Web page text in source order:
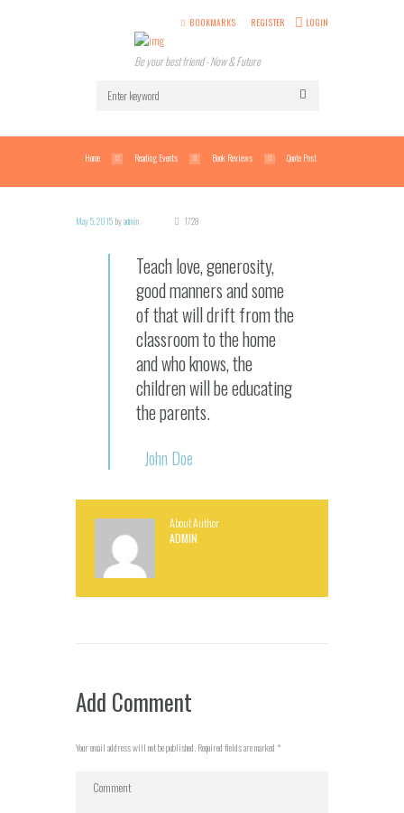
BOOKMARKS REGISTER LOGIN
Be your best friend - Now & Future
Home Reading Events Book Reviews Quote Post
May 5, 2015 byadmin 1728
Teach love, generosity,
good manners and some
of that will drift from the
classroom to the home
and who knows, the
children will be educating
the parents.
John Doe
About Author
ADMIN
Add Comment
Your email address will not be published. Required fields are marked *